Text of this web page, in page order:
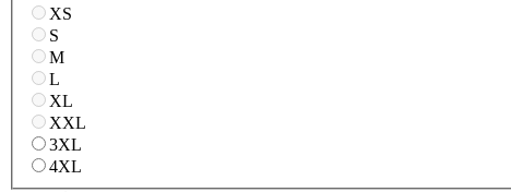
XS
S
M
L
XL
XXL
3XL
4XL